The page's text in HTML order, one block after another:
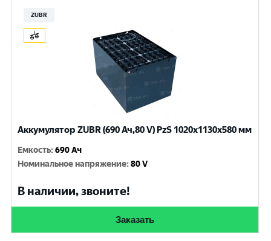
ZUBR
Аккумулятор ZUBR (690 Ач,80 V) PzS 1020x1130x580 мм
Емкость:690 Ач
Номинальное напряжение:80 V
В наличии, звоните!
Заказать